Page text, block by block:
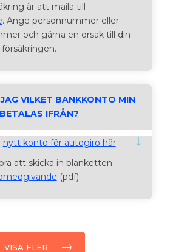
är att maila till
. Ange personnummer eller
och gärna en orsak till din
VILKET BANKKONTO MIN
IFRÅN?
nytt konto för autogiro här.
att skicka in blanketten
(pdf)
VISA FLER